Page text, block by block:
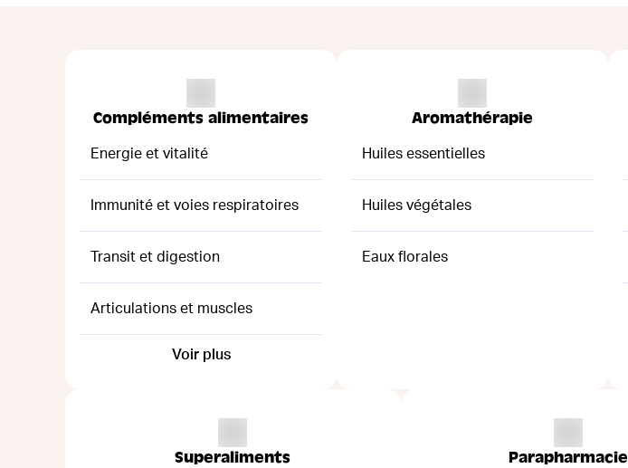
Compléments alimentaires
Energie et vitalité
Immunité et voies respiratoires
Transit et digestion
Articulations et muscles
Voir plus
Aromathérapie
Huiles essentielles
Huiles végétales
Eaux florales
Superaliments Parapharmacie